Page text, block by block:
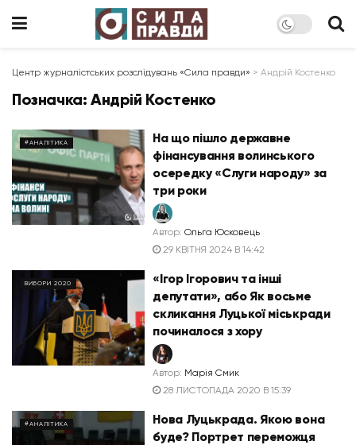
Центр журналістських розслідувань «Сила правди» > Андрій Костенко
Позначка: Андрій Костенко
#АНАЛІТИКА
На що пішло державне
фінансування волинського
осередку «Слуги народу» за
три роки
Автор: Ольга Юсковець
29 КВІТНЯ 2024 В 14:42
ВИБОРИ 2020
«Ігор Ігорович та інші
депутати», або Як восьме
скликання Луцької міськради
починалося з хору
Автор: Марія Смик
28 ЛИСТОПАДА 2020 В 15:39
#АНАЛІТИКА
Нова Луцькрада. Якою вона
буде? Портрет переможця